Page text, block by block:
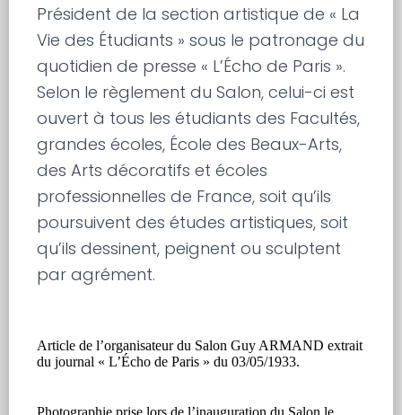
Président de la section artistique de « La
Vie des Étudiants » sous le patronage du
quotidien de presse « L’Écho de Paris ».
Selon le règlement du Salon, celui-ci est
ouvert à tous les étudiants des Facultés,
grandes écoles, École des Beaux-Arts,
des Arts décoratifs et écoles
professionnelles de France, soit qu’ils
poursuivent des études artistiques, soit
qu’ils dessinent, peignent ou sculptent
par agrément.
Article de l’organisateur du Salon Guy ARMAND extrait
du journal « L’Écho de Paris » du 03/05/1933.
Photographie prise lors de l’inauguration du Salon le